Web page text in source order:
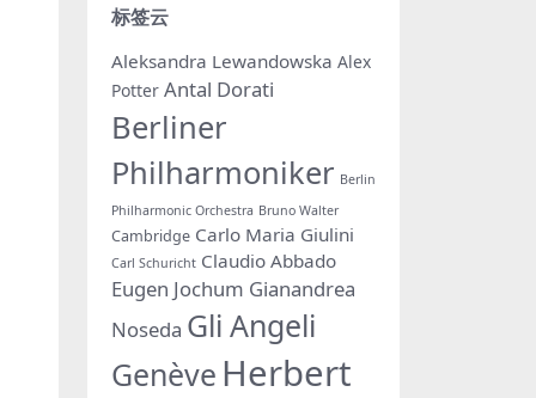
标签云
Aleksandra Lewandowska Alex
Potter Antal Dorati
Berliner
Philharmoniker Berlin
Philharmonic Orchestra Bruno Walter
Cambridge Carlo Maria Giulini
Carl Schuricht Claudio Abbado
Eugen Jochum Gianandrea
Noseda Gli Angeli
Genève Herbert